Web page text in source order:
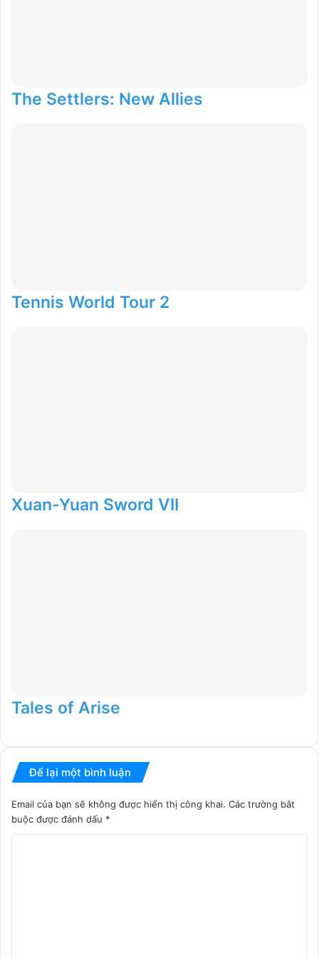
The Settlers: New Allies
Tennis World Tour 2
Xuan-Yuan Sword VII
Tales of Arise
Để lại một bình luận
Email của bạn sẽ không được hiển thị công khai. Các trường bắt
buộc được đánh dấu *